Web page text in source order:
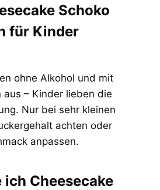
Schoko
für Kinder
ohne Alkohol und mit
– Kinder lieben die
Nur bei sehr kleinen
achten oder
anpassen.
ich Cheesecake